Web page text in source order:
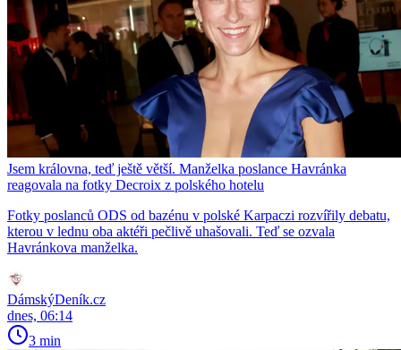
Jsem královna, teď ještě větší. Manželka poslance Havránka
reagovala na fotky Decroix z polského hotelu
Fotky poslanců ODS od bazénu v polské Karpaczi rozvířily debatu,
kterou v lednu oba aktéři pečlivě uhašovali. Teď se ozvala
Havránkova manželka.
DámskýDeník.cz
dnes, 06:14
3 min